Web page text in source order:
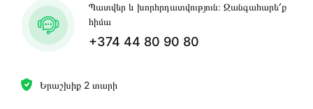
Երաշխիք 2 տարի
Պատվեր և խորհրդատվություն։ Զանգահարե՛ք
հիմա
+374 44 80 90 80